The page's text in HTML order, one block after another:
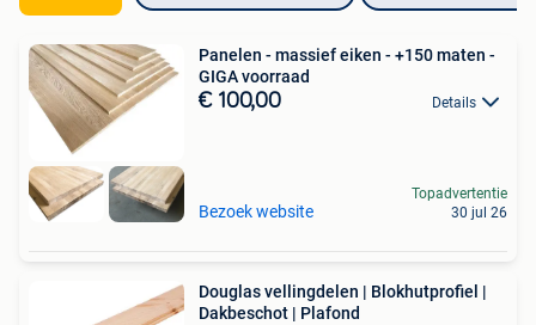
Panelen - massief eiken - +150 maten -
GIGA voorraad
€ 100,00 Details
Bezoek website
Topadvertentie
30 jul 26
Douglas vellingdelen | Blokhutprofiel |
Dakbeschot | Plafond